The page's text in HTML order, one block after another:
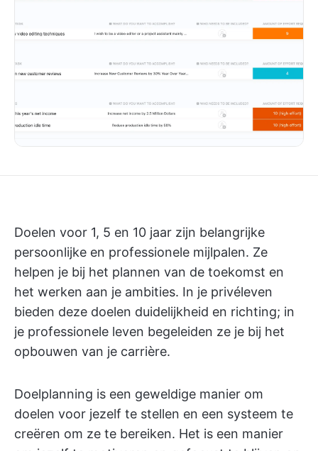
Doelen voor 1, 5 en 10 jaar zijn belangrijke
persoonlijke en professionele mijlpalen. Ze
helpen je bij het plannen van de toekomst en
het werken aan je ambities. In je privéleven
bieden deze doelen duidelijkheid en richting; in
je professionele leven begeleiden ze je bij het
opbouwen van je carrière.
Doelplanning is een geweldige manier om
doelen voor jezelf te stellen en een systeem te
creëren om ze te bereiken. Het is een manier